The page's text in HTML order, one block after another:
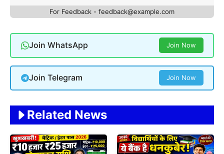
For Feedback - feedback@example.com
Join WhatsApp Join Now
Join Telegram Join Now
Related News